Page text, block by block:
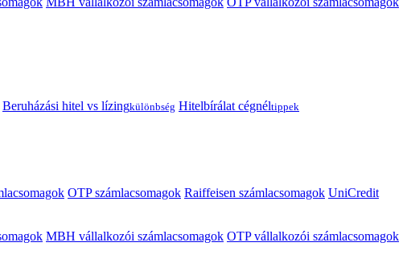
Beruházási hitel vs lízingkülönbség Hitelbírálat cégnéltippek
OTP számlacsomagok Raiffeisen számlacsomagok UniCredit
MBH vállalkozói számlacsomagok OTP vállalkozói számlacsomagok